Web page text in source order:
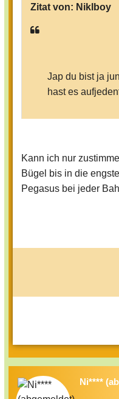
Zitat von: Niklboy
Jap du bist ja
hast es
Kann ich nur
Bügel bis in die
Pegasus bei jeder
Ni****